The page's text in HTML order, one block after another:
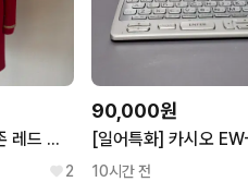
[정품]St. John 센존 레드 니트 가디건
2
90,000원
10시간 전